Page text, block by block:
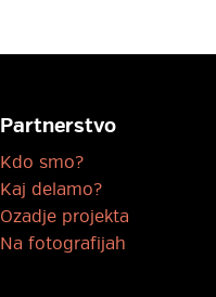
Partnerstvo
Kdo smo?
Kaj delamo?
Ozadje projekta
Na fotografijah